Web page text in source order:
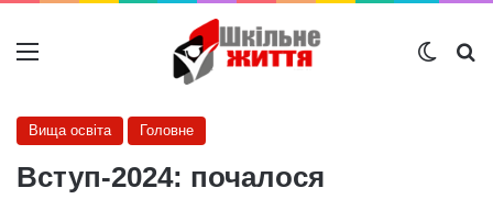
Меню
Вища освіта Головне
Вступ-2024: почалося